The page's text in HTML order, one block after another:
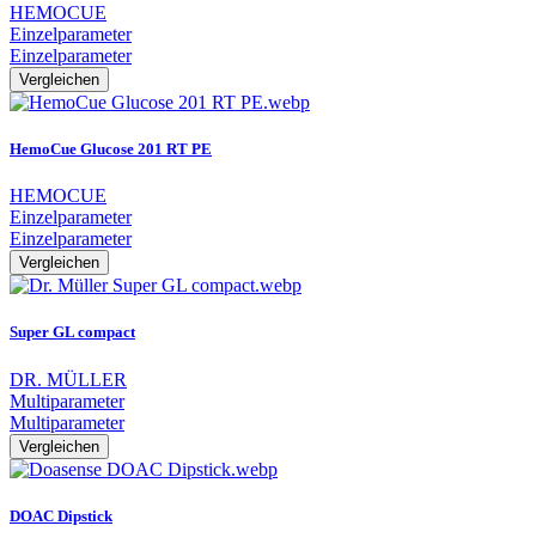
HEMOCUE
Einzelparameter
Einzelparameter
Vergleichen
HemoCue Glucose 201 RT PE
HEMOCUE
Einzelparameter
Einzelparameter
Vergleichen
Super GL compact
DR. MÜLLER
Multiparameter
Multiparameter
Vergleichen
DOAC Dipstick